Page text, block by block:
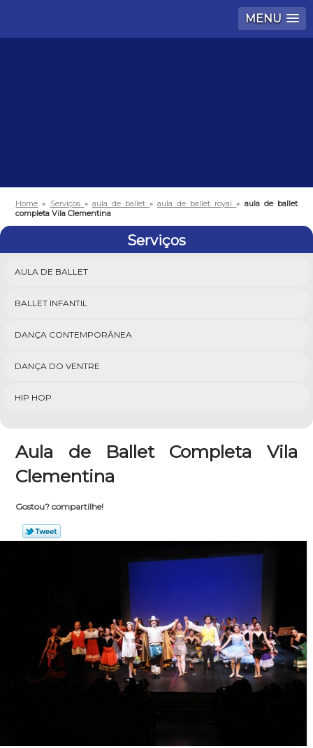
MENU
Home » Serviços » aula de ballet»aula de ballet royal» aula de ballet
completa Vila Clementina
Serviços
AULA DE BALLET
BALLET INFANTIL
DANÇA CONTEMPORÂNEA
DANÇA DO VENTRE
HIP HOP
Aula de Ballet Completa Vila
Clementina
Gostou? compartilhe!